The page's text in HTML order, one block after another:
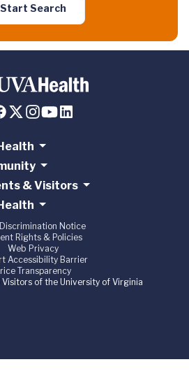
Start Search
& Visitors
Notice
Rights & Policies
Web Privacy
Accessibility Barrier
Transparency
of the University of Virginia